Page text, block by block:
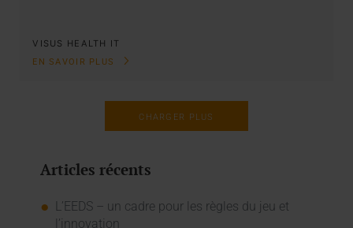
VISUS HEALTH IT
EN SAVOIR PLUS
CHARGER PLUS
Articles récents
L’EEDS – un cadre pour les règles du jeu et
l’innovation